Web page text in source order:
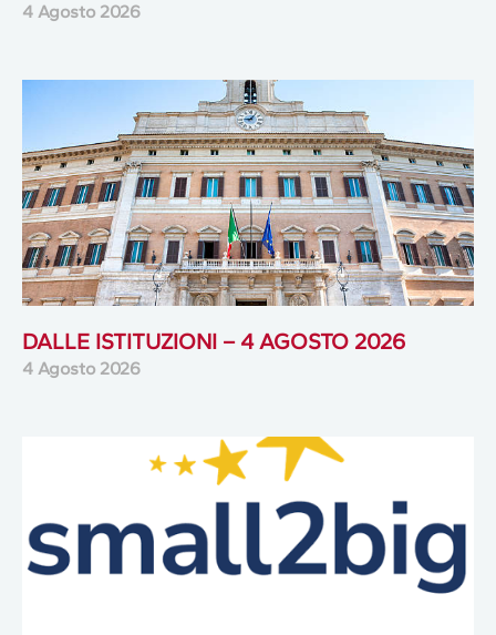
4 Agosto 2026
DALLE ISTITUZIONI – 4 AGOSTO 2026
4 Agosto 2026